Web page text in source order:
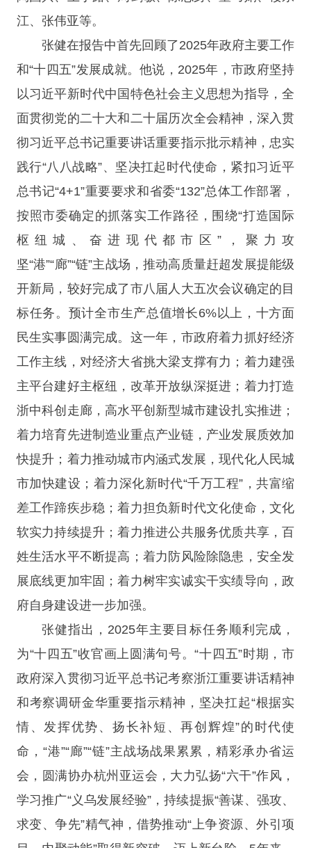
江、张伟亚等。
张健在报告中首先回顾了2025年政府主要工作
和“十四五”发展成就。他说，2025年，市政府坚持
以习近平新时代中国特色社会主义思想为指导，全
面贯彻党的二十大和二十届历次全会精神，深入贯
彻习近平总书记重要讲话重要指示批示精神，忠实
践行“八八战略”、坚决扛起时代使命，紧扣习近平
总书记“4+1”重要要求和省委“132”总体工作部署，
按照市委确定的抓落实工作路径，围绕“打造国际
枢纽城、奋进现代都市区”，聚力攻
坚“港”“廊”“链”主战场，推动高质量赶超发展提能级
开新局，较好完成了市八届人大五次会议确定的目
标任务。预计全市生产总值增长6%以上，十方面
民生实事圆满完成。这一年，市政府着力抓好经济
工作主线，对经济大省挑大梁支撑有力；着力建强
主平台建好主枢纽，改革开放纵深挺进；着力打造
浙中科创走廊，高水平创新型城市建设扎实推进；
着力培育先进制造业重点产业链，产业发展质效加
快提升；着力推动城市内涵式发展，现代化人民城
市加快建设；着力深化新时代“千万工程”，共富缩
差工作蹄疾步稳；着力担负新时代文化使命，文化
软实力持续提升；着力推进公共服务优质共享，百
姓生活水平不断提高；着力防风险除隐患，安全发
展底线更加牢固；着力树牢实诚实干实绩导向，政
府自身建设进一步加强。
张健指出，2025年主要目标任务顺利完成，
为“十四五”收官画上圆满句号。“十四五”时期，市
政府深入贯彻习近平总书记考察浙江重要讲话精神
和考察调研金华重要指示精神，坚决扛起“根据实
情、发挥优势、扬长补短、再创辉煌”的时代使
命，“港”“廊”“链”主战场战果累累，精彩承办省运
会，圆满协办杭州亚运会，大力弘扬“六干”作风，
学习推广“义乌发展经验”，持续提振“善谋、强攻、
求变、争先”精气神，借势推动“上争资源、外引项